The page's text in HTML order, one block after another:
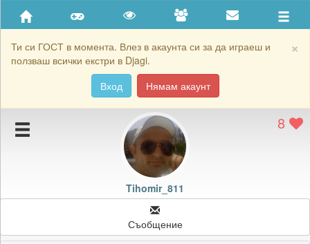
×
Ти си ГОСТ в момента. Влез в акаунта си за да играеш и
ползваш всички екстри в Djagi.
Вход
Нямам акаунт
Приятели
Хронология на игри
Подаръците на Tihomir_811
Картичките на Tihomir_811
Блокирай Tihomir_811
8
Tihomir_811
Съобщение